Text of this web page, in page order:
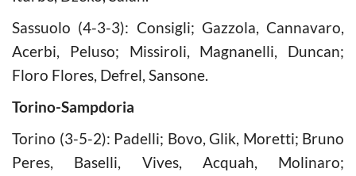
Sassuolo (4-3-3): Consigli; Gazzola, Cannavaro,
Acerbi, Peluso; Missiroli, Magnanelli, Duncan;
Floro Flores, Defrel, Sansone.
Torino-Sampdoria
Torino (3-5-2): Padelli; Bovo, Glik, Moretti; Bruno
Peres, Baselli, Vives, Acquah, Molinaro;